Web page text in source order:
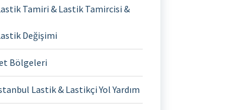
Tamiri & Lastik Tamircisi &
Değişimi
Bölgeleri
Lastik & Lastikçi Yol Yardım